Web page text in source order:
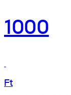
1000
Ft